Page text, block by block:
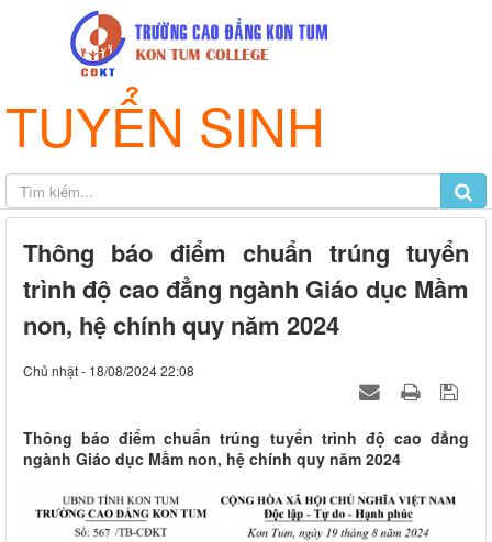
TUYỂN SINH
Thông báo điểm chuẩn trúng tuyển
trình độ cao đẳng ngành Giáo dục Mầm
non, hệ chính quy năm 2024
Chủ nhật - 18/08/2024 22:08
Thông báo điểm chuẩn trúng tuyển trình độ cao đẳng
ngành Giáo dục Mầm non, hệ chính quy năm 2024